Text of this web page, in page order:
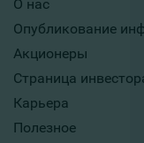
О нас
Опубликование
Акционеры
Страница
Карьера
Полезное